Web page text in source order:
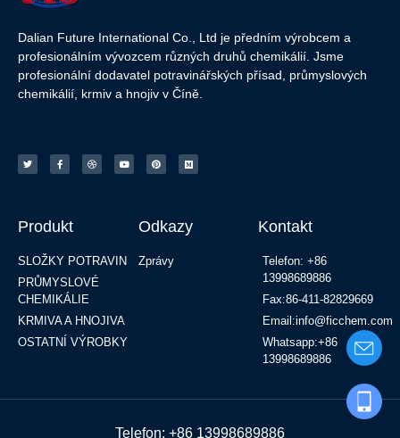
Dalian Future International Co., Ltd je předním výrobcem a
profesionálním vývozcem různých druhů chemikálií. Jsme
profesionální dodavatel potravinářských přísad, průmyslových
chemikálií, krmiv a hnojiv v Číně.
Produkt
SLOŽKY POTRAVIN
PRŮMYSLOVÉ
CHEMIKÁLIE
KRMIVA A HNOJIVA
OSTATNÍ VÝROBKY
Odkazy
Zprávy
Kontakt
Telefon: +86
13998689886
Fax:86-411-82829669
Email:info@ficchem.com
Whatsapp:+86
13998689886
Telefon: +86 13998689886